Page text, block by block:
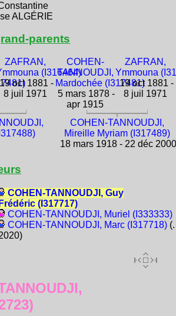
ALGÉRIE
parents
ZAFRAN,
(I316464)
oct 1881 -
8 juil 1971
COHEN-
TANNOUDJI,
Mardochée (I317481)
5 mars 1878 -
apr 1915
ZAFRAN,
Ymmouna
19 oct 1881 -
8 juil 1971
COHEN-TANNOUDJI,
Mireille Myriam (I317489)
18 mars 1918 - 22 déc 2000
COHEN-TANNOUDJI, Guy
Frédéric (I317717)
COHEN-TANNOUDJI, Muriel (I333333)
COHEN-TANNOUDJI, Marc (I317718)(.